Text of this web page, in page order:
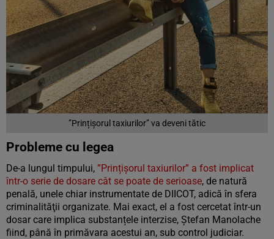
”Prințișorul taxiurilor” va deveni tătic
Probleme cu legea
De-a lungul timpului, ”Prințișorul taxiurilor” a fost implicat
într-o serie de dosare cât se poate de serioase, de natură
penală, unele chiar instrumentate de DIICOT, adică în sfera
criminalităţii organizate. Mai exact, el a fost cercetat într-un
dosar care implica substanțele interzise, Ştefan Manolache
fiind, până în primăvara acestui an, sub control judiciar.